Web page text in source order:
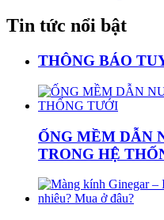
Tin tức nổi bật
THÔNG BÁO
ỐNG MỀM DẪN
TRONG HỆ